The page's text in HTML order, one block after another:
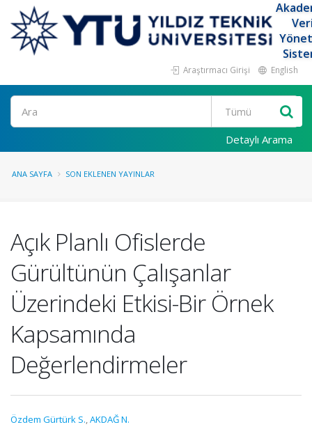
Araştırmacı Girişi English
Ara
Detaylı Arama
ANA SAYFA SON EKLENEN YAYINLAR
Açık Planlı Ofislerde
Gürültünün Çalışanlar
Üzerindeki Etkisi-Bir Örnek
Kapsamında
Değerlendirmeler
Özdem Gürtürk S.,AKDAĞ N.